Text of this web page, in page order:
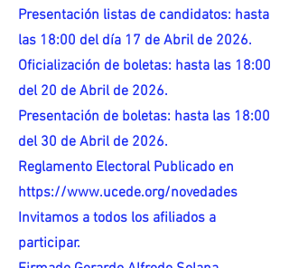
Presentación listas de candidatos: hasta
las 18:00 del día 17 de Abril de 2026.
Oficialización de boletas: hasta las 18:00
del 20 de Abril de 2026.
Presentación de boletas: hasta las 18:00
del 30 de Abril de 2026.
Reglamento Electoral Publicado en
https://www.ucede.org/novedades
Invitamos a todos los afiliados a
participar.